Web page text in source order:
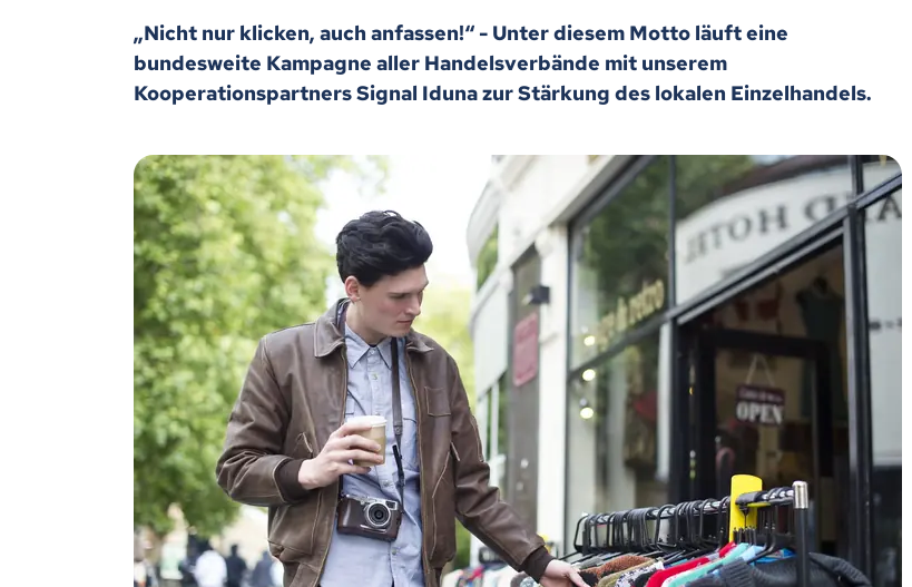
„Nicht nur klicken, auch anfassen!“ - Unter diesem Motto läuft eine
bundesweite Kampagne aller Handelsverbände mit unserem
Kooperationspartners Signal Iduna zur Stärkung des lokalen Einzelhandels.